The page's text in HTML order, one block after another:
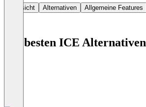
Übersicht Alternativen Allgemeine Features
Die besten ICE Alternativen